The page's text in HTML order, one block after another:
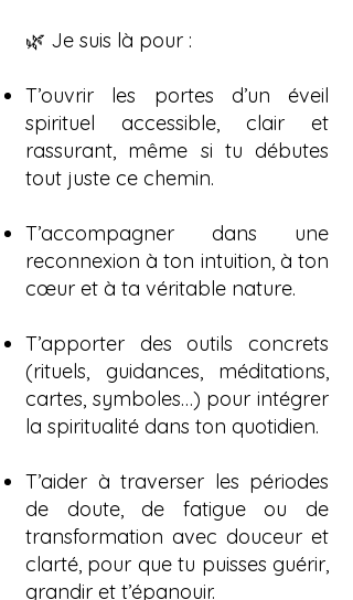
🌿 Je suis là pour :
T’ouvrir les portes d’un éveil
spirituel accessible, clair et
rassurant, même si tu débutes
tout juste ce chemin.
T’accompagner dans une
reconnexion à ton intuition, à ton
cœur et à ta véritable nature.
T’apporter des outils concrets
(rituels, guidances, méditations,
cartes, symboles…) pour intégrer
la spiritualité dans ton quotidien.
T’aider à traverser les périodes
de doute, de fatigue ou de
transformation avec douceur et
clarté, pour que tu puisses guérir,
grandir et t’épanouir.